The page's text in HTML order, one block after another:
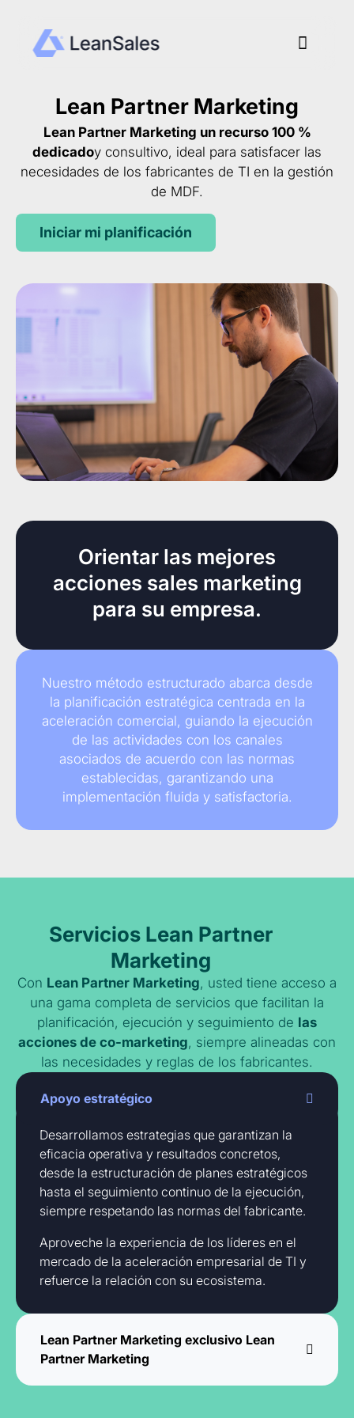
contenido
Menú
Lean Partner Marketing
Lean Partner Marketing un recurso 100 %
dedicadoy consultivo, ideal para satisfacer las
necesidades de los fabricantes de TI en la gestión
de MDF.
Iniciar mi planificación
Orientar las mejores
acciones sales marketing
para su empresa.
Nuestro método estructurado abarca desde
la planificación estratégica centrada en la
aceleración comercial, guiando la ejecución
de las actividades con los canales
asociados de acuerdo con las normas
establecidas, garantizando una
implementación fluida y satisfactoria.
Servicios Lean Partner
Marketing
Con Lean Partner Marketing, usted tiene acceso a
una gama completa de servicios que facilitan la
planificación, ejecución y seguimiento de las
acciones de co-marketing, siempre alineadas con
las necesidades y reglas de los fabricantes.
Apoyo estratégico
Desarrollamos estrategias que garantizan la
eficacia operativa y resultados concretos,
desde la estructuración de planes estratégicos
hasta el seguimiento continuo de la ejecución,
siempre respetando las normas del fabricante.
Aproveche la experiencia de los líderes en el
mercado de la aceleración empresarial de TI y
refuerce la relación con su ecosistema.
Lean Partner Marketing exclusivo Lean
Partner Marketing